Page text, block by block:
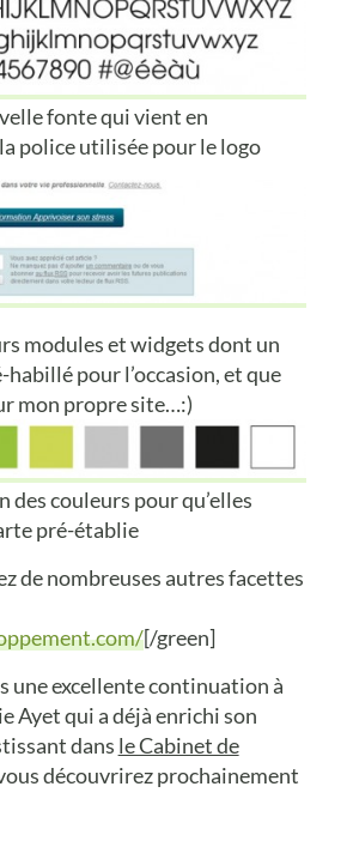
fonte qui vient en
police utilisée pour le logo
modules et widgets dont un
pour l’occasion, et que
mon propre site…:)
des couleurs pour qu’elles
pré-établie
de nombreuses autres facettes
[/green]
une excellente continuation à
Ayet qui a déjà enrichi son
dans le Cabinet de
découvrirez prochainement